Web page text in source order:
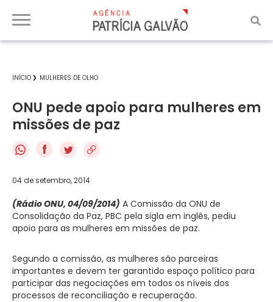
INÍCIO MULHERES DE OLHO
ONU pede apoio para mulheres em
missões de paz
f
04 de setembro, 2014
(Rádio ONU, 04/09/2014) A Comissão da ONU de
Consolidação da Paz, PBC pela sigla em inglês, pediu
apoio para as mulheres em missões de paz.
Segundo a comissão, as mulheres são parceiras
importantes e devem ter garantido espaço político para
participar das negociações em todos os níveis dos
processos de reconciliação e recuperação.